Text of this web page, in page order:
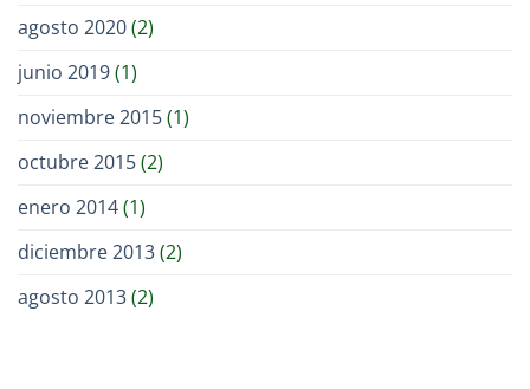
agosto 2020(2)
junio 2019(1)
noviembre 2015(1)
octubre 2015(2)
enero 2014(1)
diciembre 2013(2)
agosto 2013(2)